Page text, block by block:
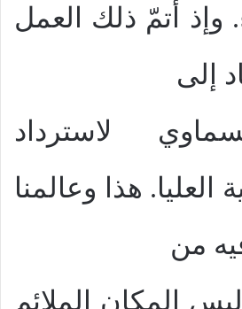
وإذ أتمّ ذلك العمل
إلى
لاسترداد
العليا. هذا وعالمنا
من
المكان الملائم